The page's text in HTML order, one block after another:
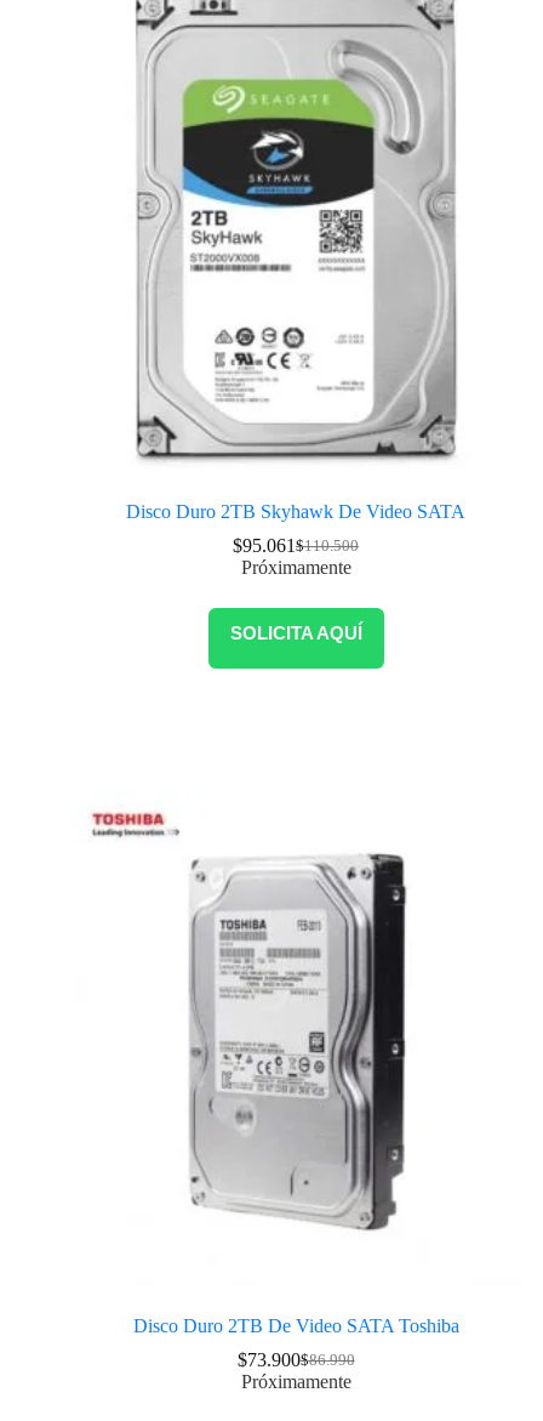
Disco Duro 2TB Skyhawk De Video SATA
$110.500
$95.061
Próximamente
SOLICITA AQUÍ
Disco Duro 2TB De Video SATA Toshiba
$86.990
$73.900
Próximamente